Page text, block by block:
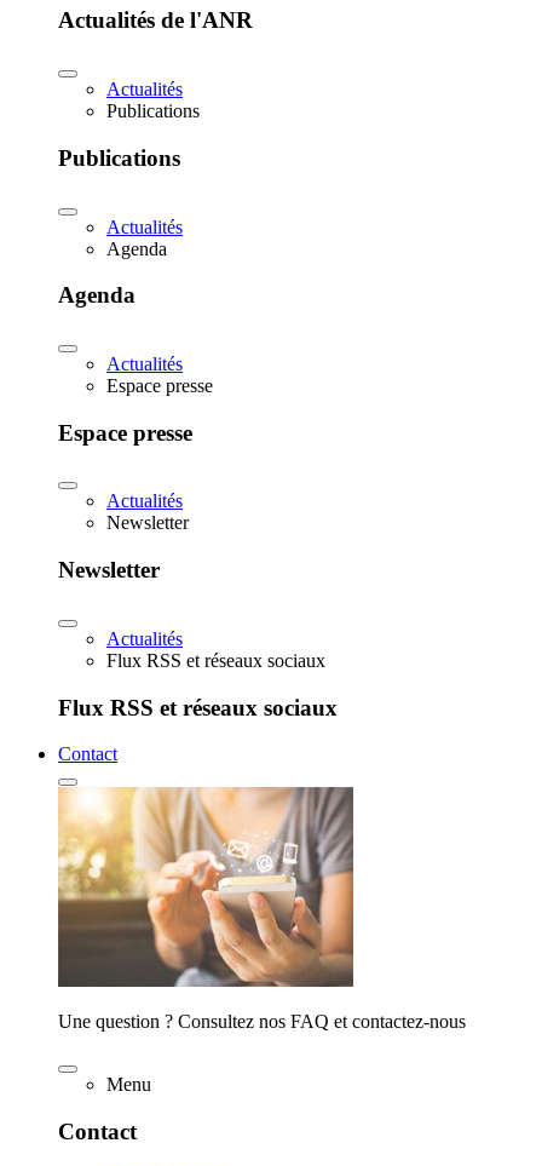
Actualités de l'ANR
Actualités
Publications
Publications
Actualités
Agenda
Agenda
Actualités
Espace presse
Espace presse
Actualités
Newsletter
Newsletter
Actualités
Flux RSS et réseaux sociaux
Flux RSS et réseaux sociaux
Contact
Une question ? Consultez nos FAQ et contactez-nous
Menu
Contact